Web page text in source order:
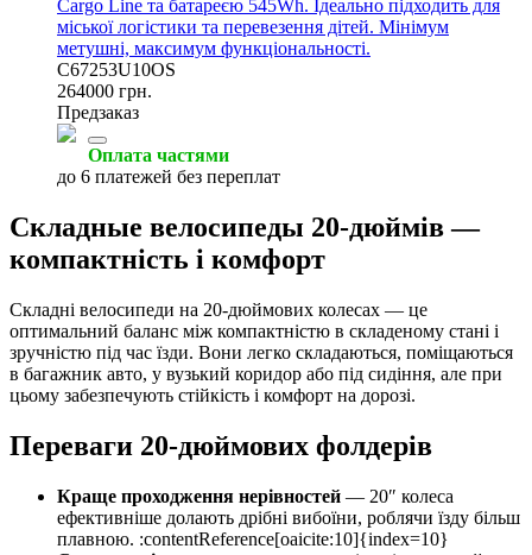
Cargo Line та батареєю 545Wh. Ідеально підходить для
міської логістики та перевезення дітей. Мінімум
метушні, максимум функціональності.
C67253U10OS
264000 грн.
Предзаказ
Оплата частями
до 6 платежей без переплат
Складные велосипеды 20-дюймів —
компактність і комфорт
Складні велосипеди на 20-дюймових колесах — це
оптимальний баланс між компактністю в складеному стані і
зручністю під час їзди. Вони легко складаються, поміщаються
в багажник авто, у вузький коридор або під сидіння, але при
цьому забезпечують стійкість і комфорт на дорозі.
Переваги 20-дюймових фолдерів
Краще проходження нерівностей — 20″ колеса
ефективніше долають дрібні вибоїни, роблячи їзду більш
плавною. :contentReference[oaicite:10]{index=10}